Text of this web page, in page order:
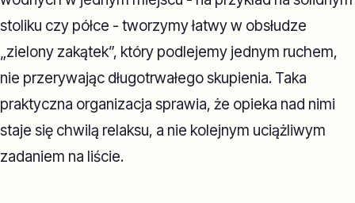
stoliku czy półce - tworzymy łatwy w obsłudze
„zielony zakątek”, który podlejemy jednym ruchem,
nie przerywając długotrwałego skupienia. Taka
praktyczna organizacja sprawia, że opieka nad nimi
staje się chwilą relaksu, a nie kolejnym uciążliwym
zadaniem na liście.